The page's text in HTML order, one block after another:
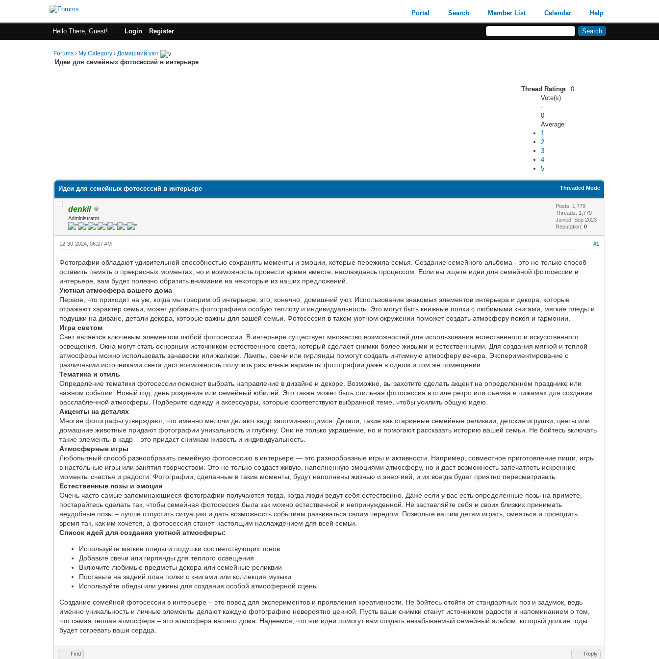
Portal Search Member List Calendar Help
Hello There, Guest! Login Register
Forums › My Category ›Домашний уют
Идеи для семейных фотосессий в интерьере
Thread Rating:
0
Vote(s)
-
0
Average
1
2
3
4
5
Threaded Mode
Идеи для семейных фотосессий в интерьере
denkil
Administrator
Posts: 1,779
Threads: 1,779
Joined: Sep 2023
Reputation:0
#1
12-30-2024, 06:27 AM
Фотографии обладают удивительной способностью сохранять моменты и эмоции, которые пережила семья. Создание семейного альбома - это не только способ
оставить память о прекрасных моментах, но и возможность провести время вместе, наслаждаясь процессом. Если вы ищете идеи для семейной фотосессии в
интерьере, вам будет полезно обратить внимание на некоторые из наших предложений.
Уютная атмосфера вашего дома
Первое, что приходит на ум, когда мы говорим об интерьере, это, конечно, домашний уют. Использование знакомых элементов интерьера и декора, которые
отражают характер семьи, может добавить фотографиям особую теплоту и индивидуальность. Это могут быть книжные полки с любимыми книгами, мягкие пледы и
подушки на диване, детали декора, которые важны для вашей семьи. Фотосессия в таком уютном окружении поможет создать атмосферу покоя и гармонии.
Игра светом
Свет является ключевым элементом любой фотосессии. В интерьере существует множество возможностей для использования естественного и искусственного
освещения. Окна могут стать основным источником естественного света, который сделает снимки более живыми и естественными. Для создания мягкой и теплой
атмосферы можно использовать занавески или жалюзи. Лампы, свечи или гирлянды помогут создать интимную атмосферу вечера. Экспериментирование с
различными источниками света даст возможность получить различные варианты фотографии даже в одном и том же помещении.
Тематика и стиль
Определение тематики фотосессии поможет выбрать направление в дизайне и декоре. Возможно, вы захотите сделать акцент на определенном празднике или
важном событии: Новый год, день рождения или семейный юбилей. Это также может быть стильная фотосессия в стиле ретро или съемка в пижамах для создания
расслабленной атмосферы. Подберите одежду и аксессуары, которые соответствуют выбранной теме, чтобы усилить общую идею.
Акценты на деталях
Многие фотографы утверждают, что именно мелочи делают кадр запоминающимся. Детали, такие как старинные семейные реликвии, детские игрушки, цветы или
домашние животные придают фотографии уникальность и глубину. Они не только украшение, но и помогают рассказать историю вашей семьи. Не бойтесь включать
такие элементы в кадр – это придаст снимкам живость и индивидуальность.
Атмосферные игры
Любопытный способ разнообразить семейную фотосессию в интерьере — это разнообразные игры и активности. Например, совместное приготовление пищи, игры
в настольные игры или занятия творчеством. Это не только создаст живую, наполненную эмоциями атмосферу, но и даст возможность запечатлеть искренние
моменты счастья и радости. Фотографии, сделанные в такие моменты, будут наполнены жизнью и энергией, и их всегда будет приятно пересматривать.
Естественные позы и эмоции
Очень часто самые запоминающиеся фотографии получаются тогда, когда люди ведут себя естественно. Даже если у вас есть определенные позы на примете,
постарайтесь сделать так, чтобы семейная фотосессия была как можно естественной и непринужденной. Не заставляйте себя и своих близких принимать
неудобные позы – лучше отпустить ситуацию и дать возможность событиям развиваться своим чередом. Позвольте вашим детям играть, смеяться и проводить
время так, как им хочется, а фотосессия станет настоящим наслаждением для всей семьи.
Список идей для создания уютной атмосферы:
Используйте мягкие пледы и подушки соответствующих тонов
Добавьте свечи или гирлянды для теплого освещения
Включите любимые предметы декора или семейные реликвии
Поставьте на задний план полки с книгами или коллекция музыки
Используйте обеды или ужины для создания особой атмосферной сцены
Создание семейной фотосессии в интерьере – это повод для экспериментов и проявления креативности. Не бойтесь отойти от стандартных поз и задумок, ведь
именно уникальность и личные элементы делают каждую фотографию невероятно ценной. Пусть ваши снимки станут источником радости и напоминанием о том,
что самая теплая атмосфера – это атмосфера вашего дома. Надеемся, что эти идеи помогут вам создать незабываемый семейный альбом, который долгие годы
будет согревать ваши сердца.
Find Reply